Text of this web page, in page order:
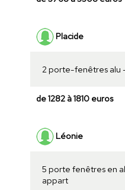
Placide
2 porte-fenêtres alu
de 1282 à 1810 euros
Léonie
5 porte fenêtres en
appart